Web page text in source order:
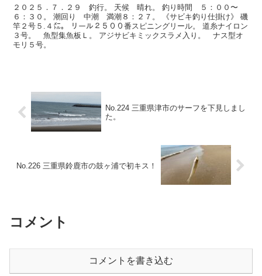
２０２５．７．２９ 釣行。 天候 晴れ。 釣り時間 ５：００〜
６：３０。 潮回り 中潮 満潮８：２７。 《サビキ釣り仕掛け》 磯
竿２号５.４㍍。 リール２５００番スピニングリール。 道糸ナイロン
３号。 魚型集魚板Ｌ。 アジサビキミックスラメ入り。 ナス型オ
モリ５号。
No.224 三重県津市のサーフを下見しまし
た。
No.226 三重県鈴鹿市の鼓ヶ浦で初キス！
コメント
コメントを書き込む